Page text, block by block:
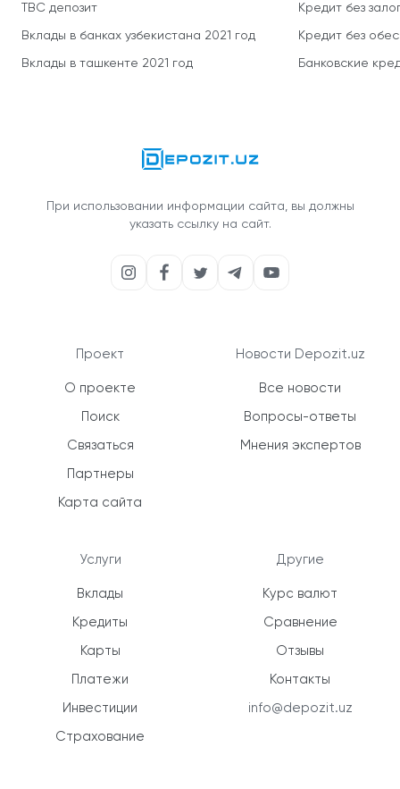
TBC депозит
Вклады в банках узбекистана 2021 год
Вклады в ташкенте 2021 год
Кредит без
Кредит без
Банковские
При использовании информации сайта, вы должны
указать ссылку на сайт.
Проект
О проекте
Поиск
Связаться
Партнеры
Карта сайта
Услуги
Вклады
Кредиты
Карты
Платежи
Инвестиции
Страхование
Новости Depozit.uz
Все новости
Вопросы-ответы
Мнения экспертов
Другие
Курс валют
Сравнение
Отзывы
Контакты
info@depozit.uz